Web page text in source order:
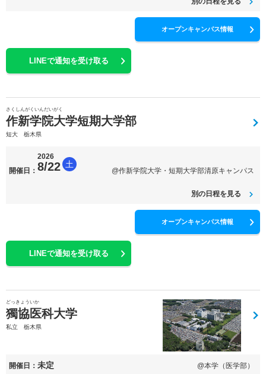
オープンキャンパス情報
LINEで通知を受け取る
さくしんがくいんだいがく
作新学院大学短期大学部
短大 栃木県
開催日：
2026
8/22 土
@作新学院大学・短期大学部清原キャンパス
別の日程を見る
オープンキャンパス情報
LINEで通知を受け取る
どっきょういか
獨協医科大学
私立 栃木県
開催日： 未定 @本学（医学部）